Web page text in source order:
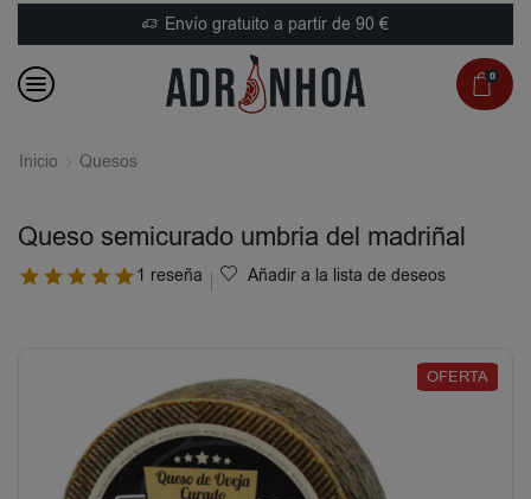
Envío gratuito a partir de 90 €
0
Inicio Quesos
Queso semicurado umbria del madriñal
1 reseña Añadir a la lista de deseos
OFERTA